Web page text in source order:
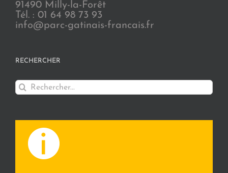
91490 Milly-la-Forêt
Tél. : 01 64 98 73 93
info@parc-gatinais-francais.fr
RECHERCHER
Rechercher: